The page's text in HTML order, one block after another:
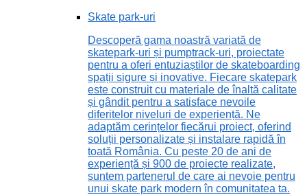
Skate park-uri
Descoperă gama noastră variată de
skatepark-uri și pumptrack-uri, proiectate
pentru a oferi entuziaștilor de skateboarding
spații sigure și inovative. Fiecare skatepark
este construit cu materiale de înaltă calitate
și gândit pentru a satisface nevoile
diferitelor niveluri de experiență. Ne
adaptăm cerințelor fiecărui proiect, oferind
soluții personalizate și instalare rapidă în
toată România. Cu peste 20 de ani de
experiență și 900 de proiecte realizate,
suntem partenerul de care ai nevoie pentru
unui skate park modern în comunitatea ta.